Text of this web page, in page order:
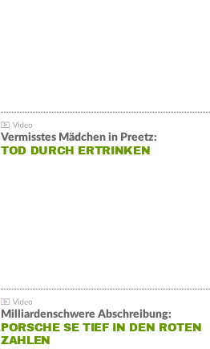
Vermisstes Mädchen in Preetz:
TOD DURCH ERTRINKEN
Milliardenschwere Abschreibung:
PORSCHE SE TIEF IN DEN ROTEN
ZAHLEN